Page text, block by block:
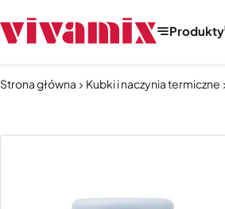
Produkty
Strona główna Kubki i naczynia termiczne